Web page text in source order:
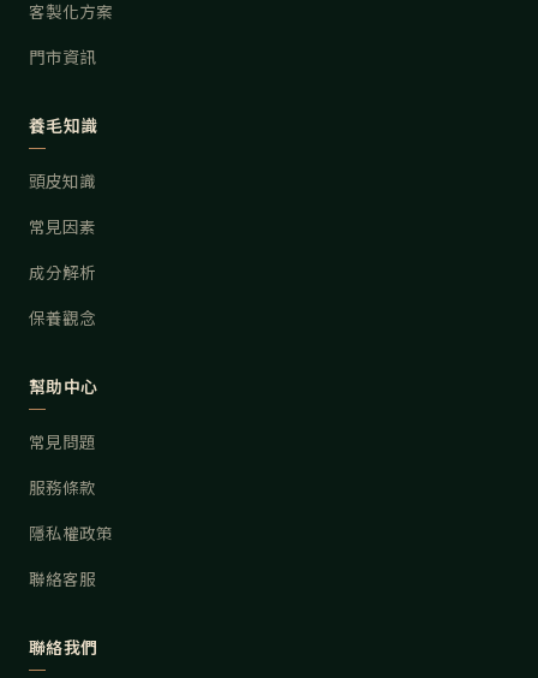
客製化方案
門市資訊
養毛知識
頭皮知識
常見因素
成分解析
保養觀念
幫助中心
常見問題
服務條款
隱私權政策
聯絡客服
聯絡我們